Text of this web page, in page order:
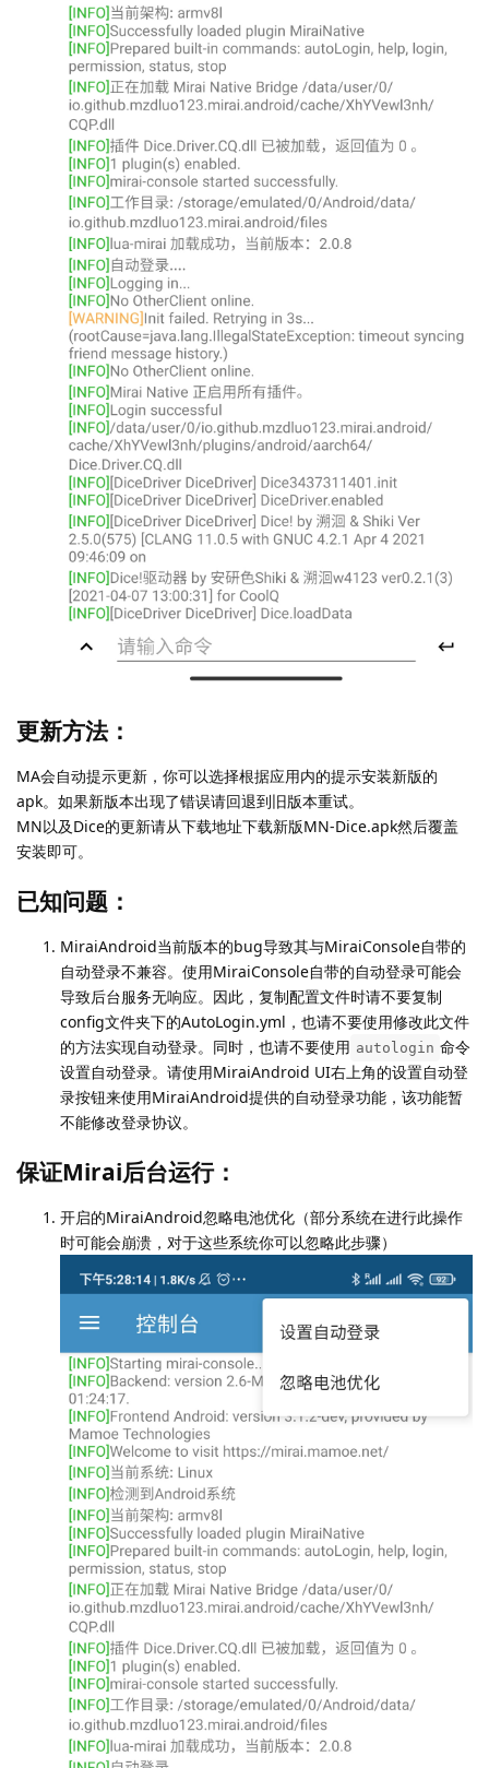
更新方法：
MA会自动提示更新，你可以选择根据应用内的提示安装新版的
apk。如果新版本出现了错误请回退到旧版本重试。
MN以及Dice的更新请从下载地址下载新版MN-Dice.apk然后覆盖
安装即可。
已知问题：
MiraiAndroid当前版本的bug导致其与MiraiConsole自带的
自动登录不兼容。使用MiraiConsole自带的自动登录可能会
导致后台服务无响应。因此，复制配置文件时请不要复制
config文件夹下的AutoLogin.yml，也请不要使用修改此文件
的方法实现自动登录。同时，也请不要使用 autologin 命令
设置自动登录。请使用MiraiAndroid UI右上角的设置自动登
录按钮来使用MiraiAndroid提供的自动登录功能，该功能暂
不能修改登录协议。
保证Mirai后台运行：
开启的MiraiAndroid忽略电池优化（部分系统在进行此操作
时可能会崩溃，对于这些系统你可以忽略此步骤）